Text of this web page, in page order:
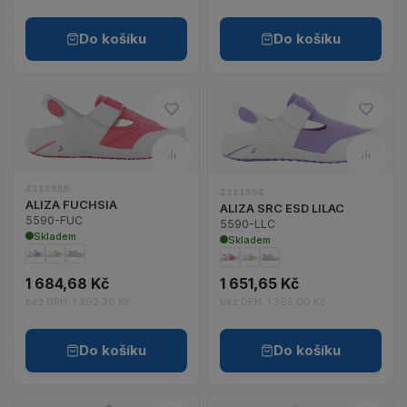
Do košíku Do košíku
Do oblíbených – ALIZA
Porovnat – ALIZA FUCHSIA
Zobrazit detail produktu ALIZA FUCHSIA
Z111555
ALIZA FUCHSIA
5590-FUC
Skladem
1 684,68 Kč
bez DPH: 1 392,30 Kč
Do košíku
Do
Zobrazit detail
Z111556
ALIZA SRC ESD LILAC
5590-LLC
Skladem
1 651,65 Kč
bez DPH: 1 365,00 Kč
Do košíku